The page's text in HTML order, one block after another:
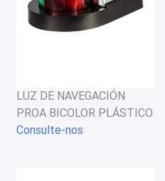
LUZ DE NAVEGACIÓN
PROA BICOLOR PLÁSTICO
CROMADO 12V LED 2MN
Consulte-nos